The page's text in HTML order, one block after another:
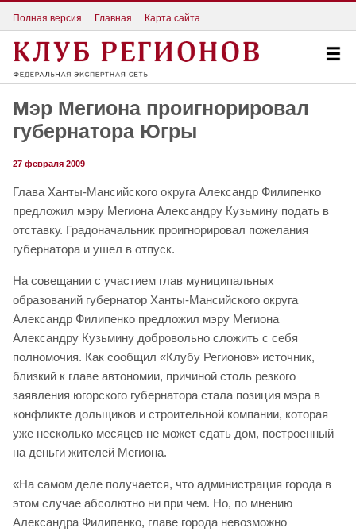
Полная версия Главная Карта сайта
Мэр Мегиона проигнорировал
губернатора Югры
27 февраля 2009
Глава Ханты-Мансийского округа Александр Филипенко
предложил мэру Мегиона Александру Кузьмину подать в
отставку. Градоначальник проигнорировал пожелания
губернатора и ушел в отпуск.
На совещании с участием глав муниципальных
образований губернатор Ханты-Мансийского округа
Александр Филипенко предложил мэру Мегиона
Александру Кузьмину добровольно сложить с себя
полномочия. Как сообщил «Клубу Регионов» источник,
близкий к главе автономии, причиной столь резкого
заявления югорского губернатора стала позиция мэра в
конфликте дольщиков и строительной компании, которая
уже несколько месяцев не может сдать дом, построенный
на деньги жителей Мегиона.
«На самом деле получается, что администрация города в
этом случае абсолютно ни при чем. Но, по мнению
Александра Филипенко, главе города невозможно